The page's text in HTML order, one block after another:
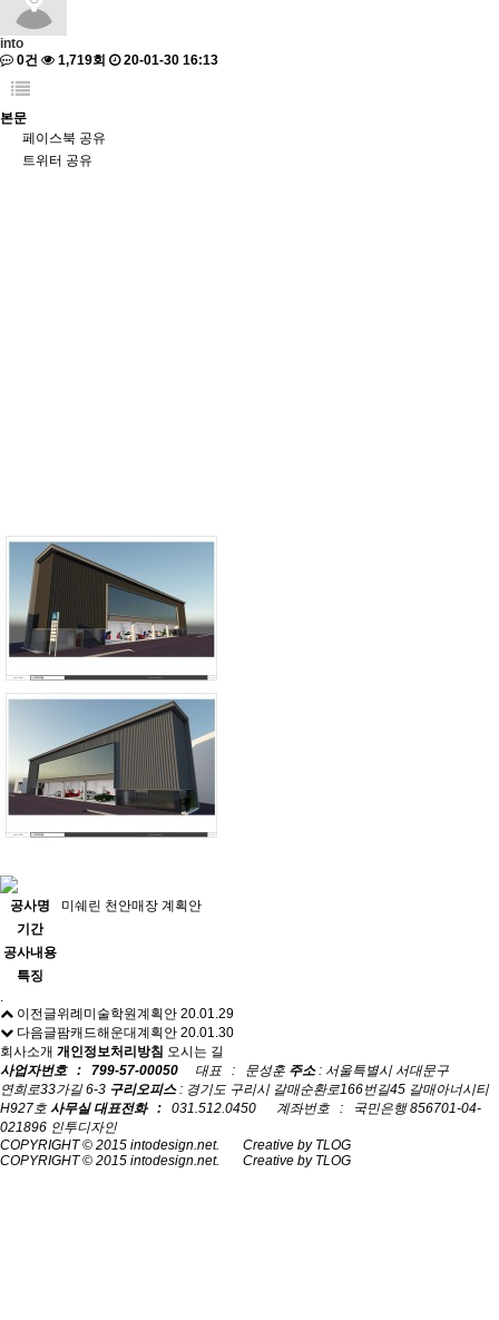
into
0건
1,719회 20-01-30 16:13
본문
페이스북 공유
트위터 공유
공사명
미쉐린 천안매장 계획안
기간
공사내용
특징
.
이전글위례미술학원계획안 20.01.29
다음글팜캐드해운대계획안 20.01.30
회사소개 개인정보처리방침 오시는 길
사업자번호 : 799-57-00050
대표 : 문성훈 주소: 서울특별시 서대문구
연희로33가길 6-3 구리오피스: 경기도 구리시 갈매순환로166번길45 갈매아너시티
H927호 사무실 대표전화 : 031.512.0450 계좌번호 : 국민은행 856701-04-
021896 인투디자인
COPYRIGHT © 2015 intodesign.net. Creative by TLOG
COPYRIGHT © 2015 intodesign.net. Creative by TLOG